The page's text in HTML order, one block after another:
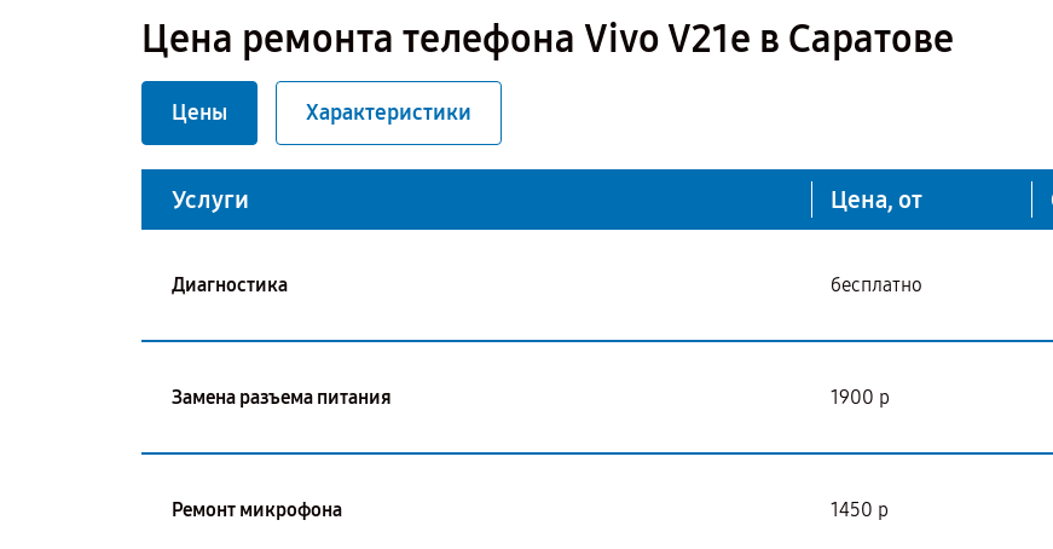
Цена ремонта телефона Vivo V21e в Саратове
Цены Характеристики
Услуги Цена, от
Диагностика бесплатно
Замена разъема питания 1900 р
Ремонт микрофона 1450 р